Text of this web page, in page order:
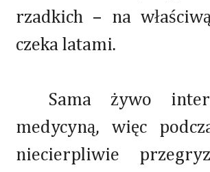
rzadkich – na
czeka latami.
Sama żywo
medycyną, więc
niecierpliwie